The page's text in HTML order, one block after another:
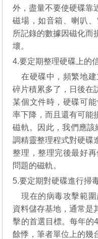
外，盡量不要使硬碟靠
磁場，如音箱、喇叭
所記錄的數據因磁化而
壞。
4.要定期整理硬碟上
在硬碟中，頻繁地建
碎片積累多了，日後在
某個文件時，硬碟可
率下降，而且還有可能
磁軌。因此，我們應
調精靈整理程式對硬碟
整理，整理完後最好
問題的磁軌。
5.要定期對硬碟進行掃
現在的病毒攻擊範圍
資料儲存基地，通常是
擊的首選目標。每年的
餘悸，筆者單位上的幾